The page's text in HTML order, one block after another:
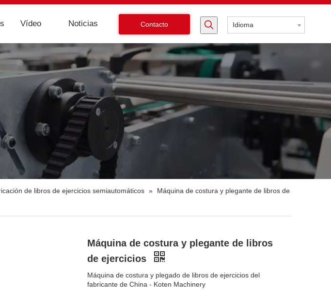
Vídeo Noticias Contacto Idioma
de libros de ejercicios semiautomáticos »
Máquina de costura y plegante de libros de
Máquina de costura y plegante de libros
de ejercicios
Máquina de costura y plegado de libros de ejercicios del
fabricante de China - Koten Machinery